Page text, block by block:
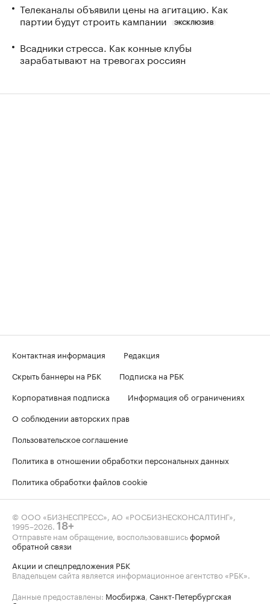
Телеканалы объявили цены на агитацию. Как
партии будут строить кампании
ЭКСКЛЮЗИВ
Всадники стресса. Как конные клубы
зарабатывают на тревогах россиян
Контактная информация
Редакция
Скрыть баннеры на РБК
Подписка на РБК
Корпоративная подписка
Информация об ограничениях
О соблюдении авторских прав
Пользовательское соглашение
Политика в отношении обработки персональных данных
Политика обработки файлов cookie
© ООО «БИЗНЕСПРЕСС», АО «РОСБИЗНЕСКОНСАЛТИНГ»,
1995–2026 18+
Отправьте нам обращение, воспользовавшисьформой
обратной связи
Акции и спецпредложения РБК
Владельцем сайта является информационное агентство «РБК».
Данные предоставлены: Мосбиржа Санкт-Петербургская